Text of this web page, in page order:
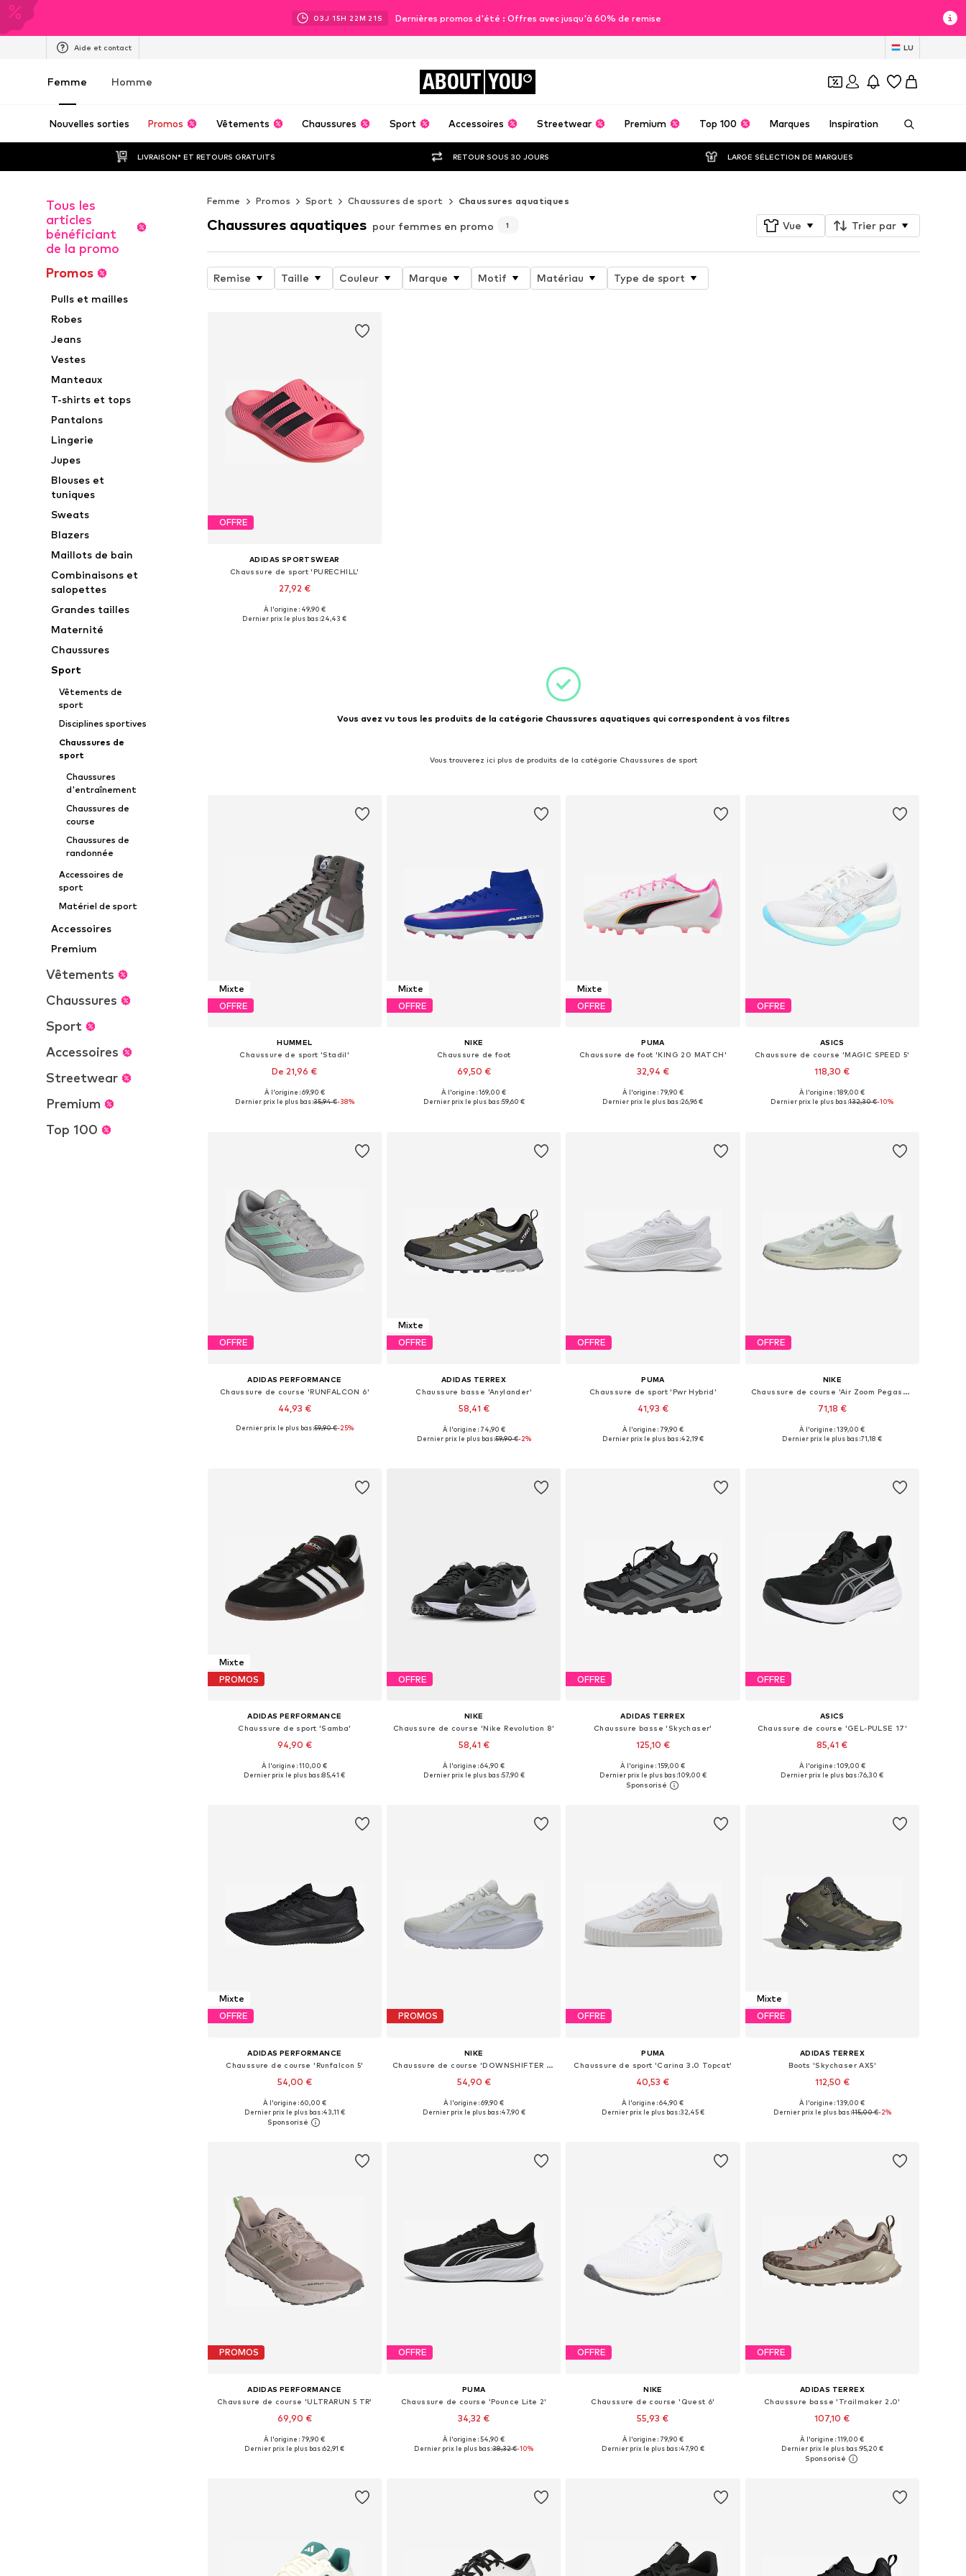
03J 15H 22M 19 S Dernières promos d'été : Offres avec jusqu'à 60% de remise
Aide et contact LU
Femme Homme ABOUT YOU
Nouvelles sorties Promos Vêtements Chaussures Sport Accessoires Streetwear Premium Top 100 Marques Inspiration
LIVRAISON* ET RETOURS GRATUITS RETOUR SOUS 30 JOURS LARGE SÉLECTION DE MARQUES
Tous les
articles
bénéficiant
de la promo
Promos
Pulls et mailles
Robes
Jeans
Vestes
Manteaux
T-shirts et tops
Pantalons
Lingerie
Jupes
Blouses et
tuniques
Sweats
Blazers
Maillots de bain
Combinaisons et
salopettes
Grandes tailles
Maternité
Chaussures
Sport
Vêtements de
sport
Disciplines sportives
Chaussures de
sport
Chaussures
d'entraînement
Chaussures de
course
Chaussures de
randonnée
Accessoires de
sport
Matériel de sport
Accessoires
Premium
Vêtements
Chaussures
Sport
Accessoires
Streetwear
Premium
Top 100
Femme Promos Sport Chaussures de sport Chaussures aquatiques
Chaussures aquatiques pour femmes en promo 1 Vue Trier par
Remise Taille Couleur Marque Motif Matériau Type de sport
OFFRE
ADIDAS SPORTSWEAR
Chaussure de sport 'PURECHILL'
27,92 €
Tailles disponibles: 42, 43-43,5, 44,5-45, 46
À l'origine : 49,90 €
Dernier prix le plus bas :24,43 €
Vous avez vu tous les produits de la catégorie Chaussures aquatiques qui correspondent à vos filtres
Vous trouverez ici plus de produits de la catégorie Chaussures de sport
Mixte
OFFRE
HUMMEL
Chaussure de sport 'Stadil'
De 21,96 €
+7
Disponible en plusieurs tailles
À l'origine : 69,90 €
Dernier prix le plus bas :35,94 €-38%
Mixte
OFFRE
NIKE
Chaussure de foot
69,50 €
Disponible en plusieurs tailles
À l'origine : 169,00 €
Dernier prix le plus bas :59,60 €
Mixte
OFFRE
PUMA
Chaussure de foot 'KING 20 MATCH'
32,94 €
Disponible en plusieurs tailles
À l'origine : 79,90 €
Dernier prix le plus bas :26,96 €
OFFRE
ASICS
Chaussure de course 'MAGIC SPEED 5'
118,30 €
Disponible en plusieurs tailles
À l'origine : 189,00 €
Dernier prix le plus bas :132,30 €-10%
OFFRE
ADIDAS PERFORMANCE
Chaussure de course 'RUNFALCON 6'
44,93 €
Disponible en plusieurs tailles
Dernier prix le plus bas :59,90 €-25%
Mixte
OFFRE
ADIDAS TERREX
Chaussure basse 'Anylander'
58,41 €
+1
Disponible en plusieurs tailles
À l'origine : 74,90 €
Dernier prix le plus bas :59,90 €-2%
OFFRE
PUMA
Chaussure de sport 'Pwr Hybrid'
41,93 €
Disponible en plusieurs tailles
À l'origine : 79,90 €
Dernier prix le plus bas :42,19 €
OFFRE
NIKE
Chaussure de course 'Air Zoom Pegasus 41'
71,18 €
Disponible en plusieurs tailles
À l'origine : 139,00 €
Dernier prix le plus bas :71,18 €
Mixte
PROMOS
ADIDAS PERFORMANCE
Chaussure de sport 'Samba'
94,90 €
Disponible en plusieurs tailles
À l'origine : 110,00 €
Dernier prix le plus bas :85,41 €
OFFRE
NIKE
Chaussure de course 'Nike Revolution 8'
58,41 €
+2
Disponible en plusieurs tailles
À l'origine : 64,90 €
Dernier prix le plus bas :57,90 €
OFFRE
ADIDAS TERREX
Chaussure basse 'Skychaser'
125,10 €
+2
Disponible en plusieurs tailles
Ajouter au panier
À l'origine : 159,00 €
Dernier prix le plus bas :109,00 €
OFFRE
ASICS
Chaussure de course 'GEL-PULSE 17'
85,41 €
+1
Disponible en plusieurs tailles
À l'origine : 109,00 €
Dernier prix le plus bas :76,30 €
Mixte
OFFRE
ADIDAS PERFORMANCE
Chaussure de course 'Runfalcon 5'
54,00 €
+3
Disponible en plusieurs tailles
Ajouter au panier
À l'origine : 60,00 €
Dernier prix le plus bas :43,11 €
PROMOS
NIKE
Chaussure de course 'DOWNSHIFTER 14'
54,90 €
+3
Disponible en plusieurs tailles
À l'origine : 69,90 €
Dernier prix le plus bas :47,90 €
OFFRE
PUMA
Chaussure de sport 'Carina 3.0 Topcat'
40,53 €
Disponible en plusieurs tailles
À l'origine : 64,90 €
Dernier prix le plus bas :32,45 €
Mixte
OFFRE
ADIDAS TERREX
Boots 'Skychaser AX5'
112,50 €
Disponible en plusieurs tailles
À l'origine : 139,00 €
Dernier prix le plus bas :115,00 €-2%
PROMOS
ADIDAS PERFORMANCE
Chaussure de course 'ULTRARUN 5 TR'
69,90 €
Disponible en plusieurs tailles
À l'origine : 79,90 €
Dernier prix le plus bas :62,91 €
OFFRE
PUMA
Chaussure de course 'Pounce Lite 2'
34,32 €
Disponible en plusieurs tailles
À l'origine : 54,90 €
Dernier prix le plus bas :38,32 €-10%
OFFRE
NIKE
Chaussure de course 'Quest 6'
55,93 €
+1
Disponible en plusieurs tailles
À l'origine : 79,90 €
Dernier prix le plus bas :47,90 €
OFFRE
ADIDAS TERREX
Chaussure basse 'Trailmaker 2.0'
107,10 €
Disponible en plusieurs tailles
Ajouter au panier
À l'origine : 119,00 €
Dernier prix le plus bas :95,20 €